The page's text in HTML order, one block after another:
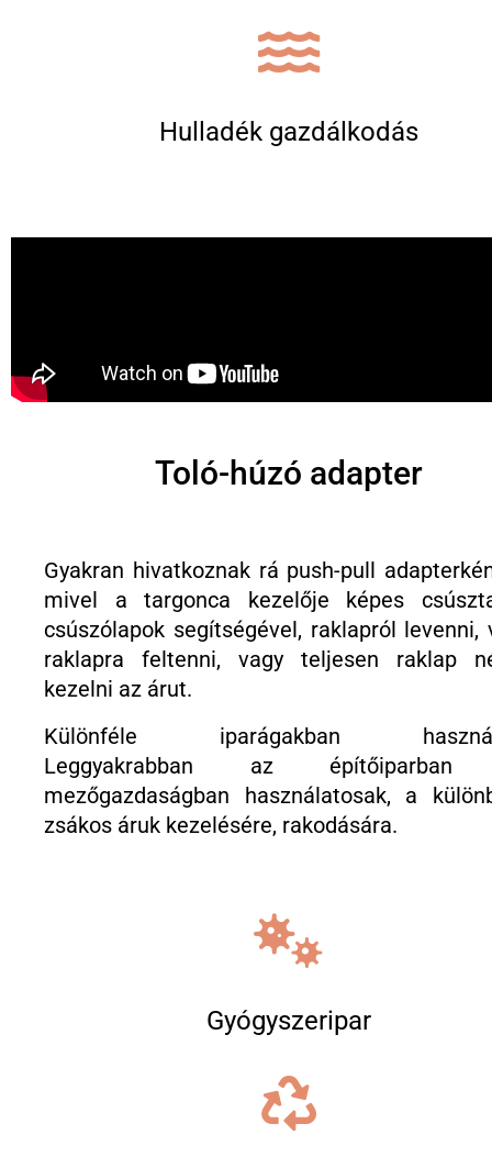
Hulladék gazdálkodás
Toló-húzó adapter
Gyakran hivatkoznak rá push-pull
mivel a targonca kezelője képes
csúszólapok segítségével, raklapról levenni,
raklapra feltenni, vagy teljesen raklap
kezelni az árut.
Különféle iparágakban
Leggyakrabban az
mezőgazdaságban használatosak, a
zsákos áruk kezelésére, rakodására.
Gyógyszeripar